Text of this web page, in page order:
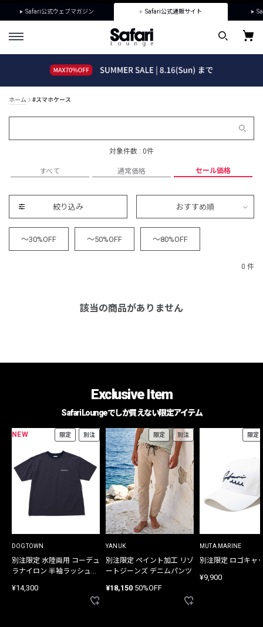
Safari公式ウェブマガジン Safari公式通販サイト
ホーム #スマホケース
対象件数 : 0件
すべて 通常価格 セール価格
絞り込み おすすめ順
～30%OFF ～50%OFF ～80%OFF
0 件
該当の商品がありません
Exclusive Item
Safari Loungeでしか買えない限定アイテム
NEW 限定 別注
DOGTOWN
別注限定 水陸両用 コーデュ
ラナイロン 半袖ラッシュガ
¥14,300
限定 別注
YANUK
別注限定 ペイント加工 リゾ
ートジーンズ デニムパンツ
¥18,150 50%OFF
限定
MUTA MARINE
別注限定 ロゴキャ
¥9,900